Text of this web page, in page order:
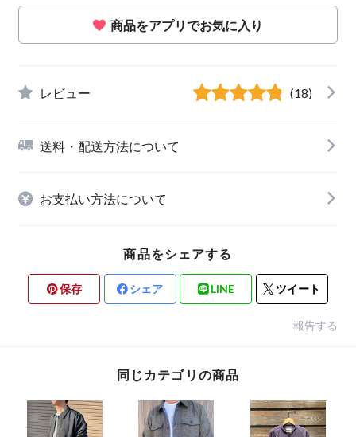
商品をアプリでお気に入り
レビュー (18)
送料・配送方法について
お支払い方法について
商品をシェアする
保存 シェア LINE ツイート
報告する
同じカテゴリの商品